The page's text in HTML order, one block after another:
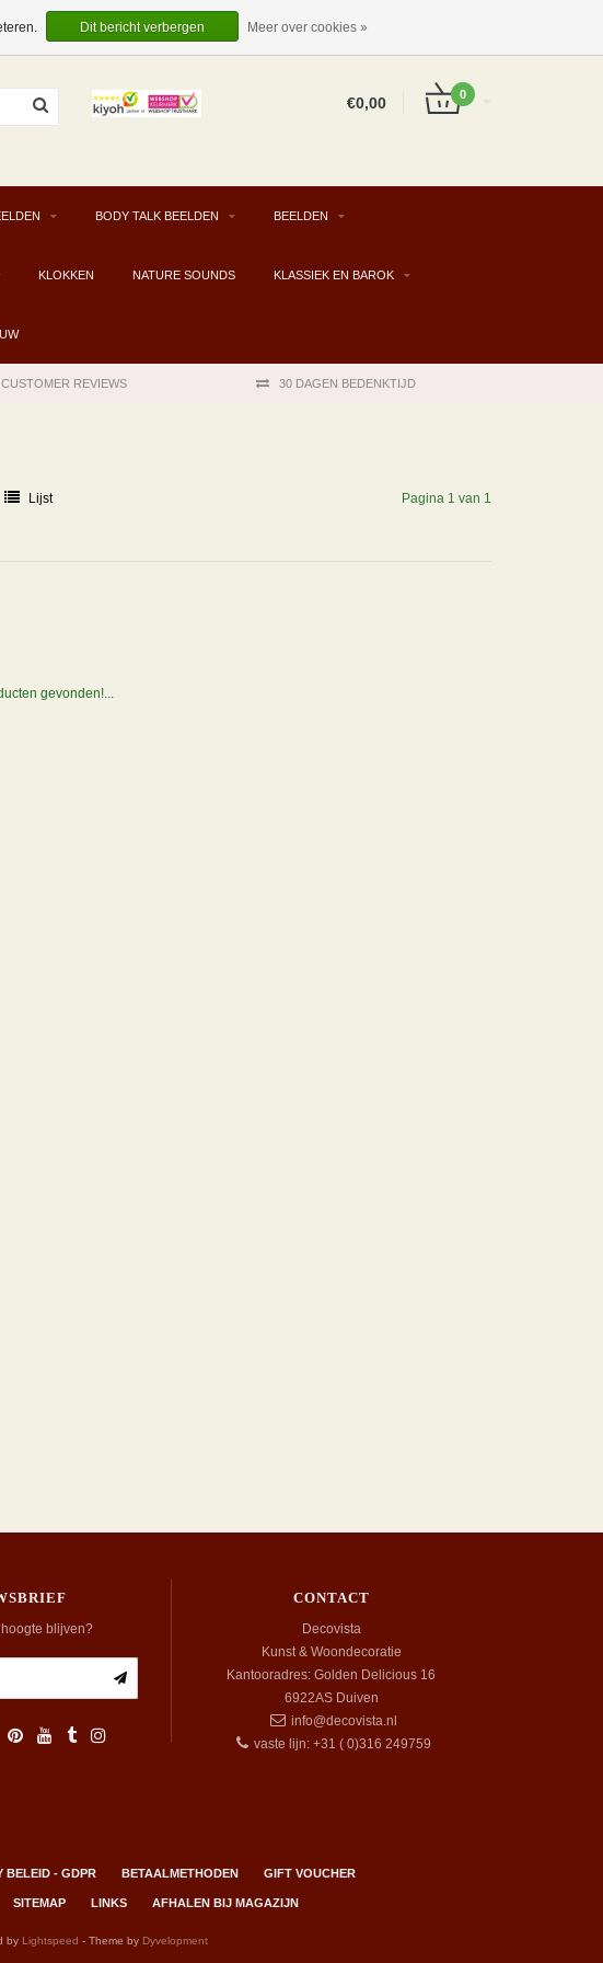
INLOGGEN
EUR
€0,00 0
BODY TALK BEELDEN BEELDEN
KLOKKEN NATURE SOUNDS KLASSIEK EN BAROK
REVIEWS 30 DAGEN BEDENKTIJD
Lijst Pagina 1 van 1
gevonden!...
blijven?
CONTACT
Decovista
Kunst & Woondecoratie
Kantooradres: Golden Delicious 16
6922AS Duiven
info@decovista.nl
vaste lijn: +31 ( 0)316 249759
BELEID - GDPR BETAALMETHODEN GIFT VOUCHER
SITEMAP LINKS AFHALEN BIJ MAGAZIJN
by Lightspeed - Theme by Dyvelopment
Dit bericht verbergen Meer over cookies »